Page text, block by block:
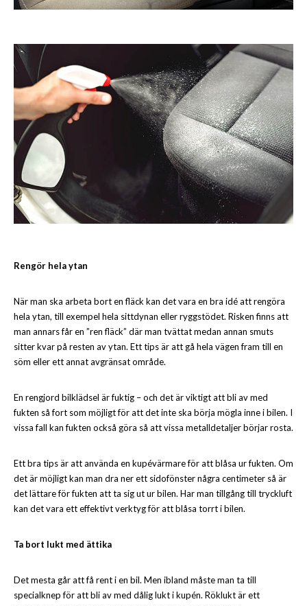
Rengör hela ytan
När man ska arbeta bort en fläck kan det vara en bra idé att rengöra
hela ytan, till exempel hela sittdynan eller ryggstödet. Risken finns att
man annars får en ”ren fläck” där man tvättat medan annan smuts
sitter kvar på resten av ytan. Ett tips är att gå hela vägen fram till en
söm eller ett annat avgränsat område.
En rengjord bilklädsel är fuktig – och det är viktigt att bli av med
fukten så fort som möjligt för att det inte ska börja mögla inne i bilen. I
vissa fall kan fukten också göra så att vissa metalldetaljer börjar rosta.
Ett bra tips är att använda en kupévärmare för att blåsa ur fukten. Om
det är möjligt kan man dra ner ett sidofönster några centimeter så är
det lättare för fukten att ta sig ut ur bilen. Har man tillgång till tryckluft
kan det vara ett effektivt verktyg för att blåsa torrt i bilen.
Ta bort lukt med ättika
Det mesta går att få rent i en bil. Men ibland måste man ta till
specialknep för att bli av med dålig lukt i kupén. Röklukt är ett